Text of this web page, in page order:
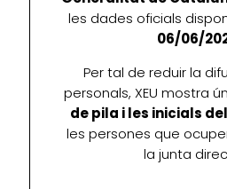
les dades oficials
06/06/
Per tal de reduir la
personals, XEU mostra
de pila i les inicials
les persones que
la junta